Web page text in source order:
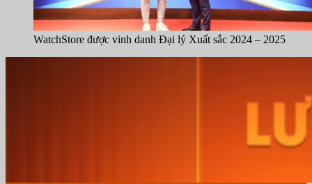
WatchStore được vinh danh Đại lý Xuất sắc 2024 – 2025